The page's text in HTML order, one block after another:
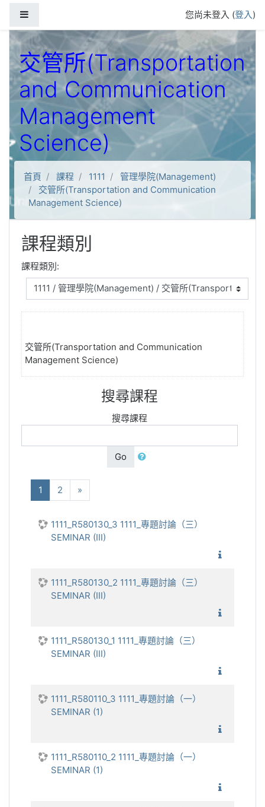
您尚未登入 (登入)
交管所(Transportation
and Communication
Management
Science)
首頁 課程 1111
管理學院(Management)
交管所(Transportation and Communication
Management Science)
課程類別
課程類別:
交管所(Transportation and Communication
Management Science)
搜尋課程
搜尋課程
Go
1 (current)
2 »
1111_R580130_3 1111_專題討論（三）
SEMINAR (III)
1111_R580130_2 1111_專題討論（三）
SEMINAR (III)
1111_R580130_1 1111_專題討論（三）
SEMINAR (III)
1111_R580110_3 1111_專題討論（一）
SEMINAR (1)
1111_R580110_2 1111_專題討論（一）
SEMINAR (1)